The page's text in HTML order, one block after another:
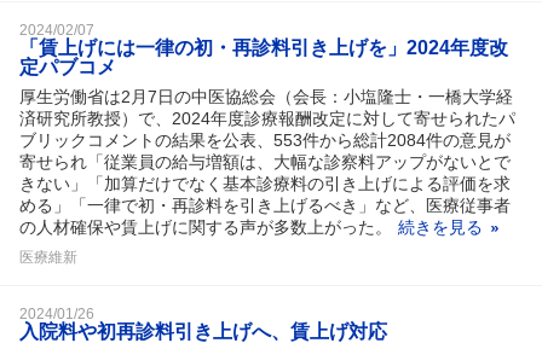
2024/02/07
「賃上げには一律の初・再診料引き上げを」2024年度改
定パブコメ
厚生労働省は2月7日の中医協総会（会長：小塩隆士・一橋大学経
済研究所教授）で、2024年度診療報酬改定に対して寄せられたパ
ブリックコメントの結果を公表、553件から総計2084件の意見が
寄せられ「従業員の給与増額は、大幅な診察料アップがないとで
きない」「加算だけでなく基本診療料の引き上げによる評価を求
める」「一律で初・再診料を引き上げるべき」など、医療従事者
の人材確保や賃上げに関する声が多数上がった。
続きを見る
医療維新
2024/01/26
入院料や初再診料引き上げへ、賃上げ対応